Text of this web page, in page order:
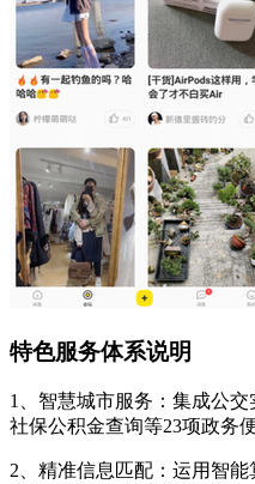
特色服务体系说明
1、智慧城市服务：集成公交
社保公积金查询等23项政务
2、精准信息匹配：运用智